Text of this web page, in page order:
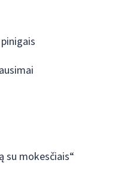
su mokesčiais“